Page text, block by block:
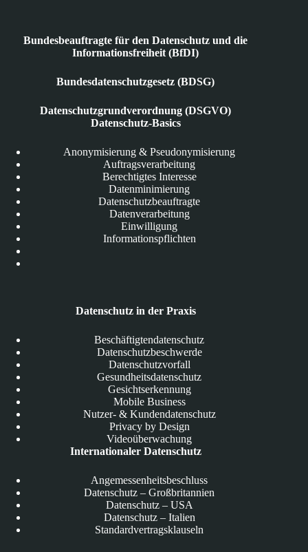
Bundesbeauftragte für den Datenschutz und die
Informationsfreiheit (BfDI)
Bundesdatenschutzgesetz (BDSG)
Datenschutzgrundverordnung (DSGVO)
Datenschutz-Basics
Anonymisierung & Pseudonymisierung
Auftragsverarbeitung
Berechtigtes Interesse
Datenminimierung
Datenschutzbeauftragte
Datenverarbeitung
Einwilligung
Informationspflichten
Datenschutz in der Praxis
Beschäftigtendatenschutz
Datenschutzbeschwerde
Datenschutzvorfall
Gesundheitsdatenschutz
Gesichtserkennung
Mobile Business
Nutzer- & Kundendatenschutz
Privacy by Design
Videoüberwachung
Internationaler Datenschutz
Angemessenheitsbeschluss
Datenschutz – Großbritannien
Datenschutz – USA
Datenschutz – Italien
Standardvertragsklauseln